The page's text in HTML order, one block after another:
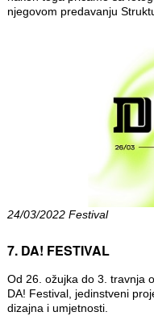
njegovom predavanju
24/03/2022 Festival
7. DA! FESTIVAL
Od 26. ožujka do 3. travnja
DA! Festival, jedinstveni
dizajna i umjetnosti.